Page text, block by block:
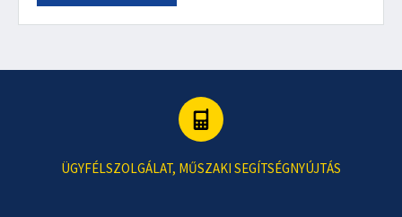
ÜGYFÉLSZOLGÁLAT, MŰSZAKI SEGÍTSÉGNYÚJTÁS